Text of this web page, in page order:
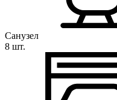
Санузел
8 шт.